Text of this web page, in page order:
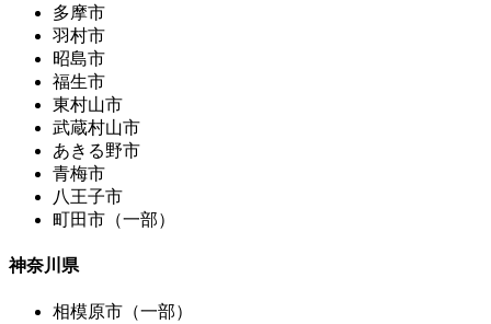
多摩市
羽村市
昭島市
福生市
東村山市
武蔵村山市
あきる野市
青梅市
八王子市
町田市（一部）
神奈川県
相模原市（一部）